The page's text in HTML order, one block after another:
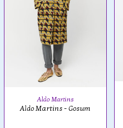
Aldo Martins
Aldo Martins - Gosum